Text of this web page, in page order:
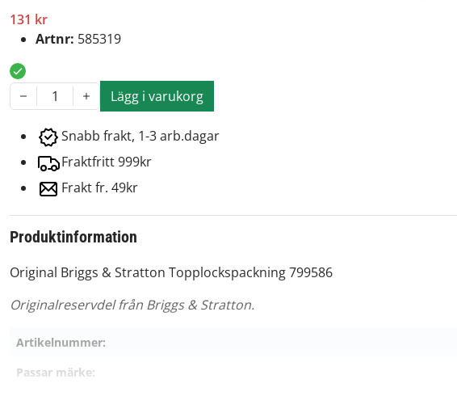
131 kr
Artnr: 585319
1 Lägg i varukorg
Snabb frakt, 1-3 arb.dagar
Fraktfritt 999kr
Frakt fr. 49kr
Produktinformation
Original Briggs & Stratton Topplockspackning 799586
Originalreservdel från Briggs & Stratton.
Artikelnummer:
Passar märke: